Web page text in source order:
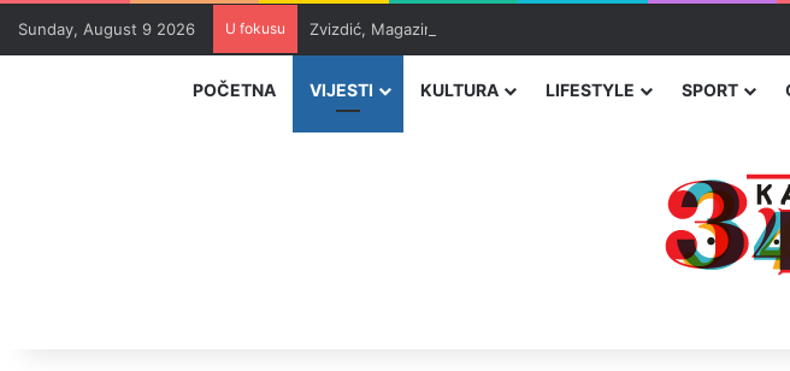
Sunday, August 9 2026 U fokusu Zvizdić, Magazinović i Kojović traže poseban status za
POČETNA VIJESTI KULTURA LIFESTYLE SPORT